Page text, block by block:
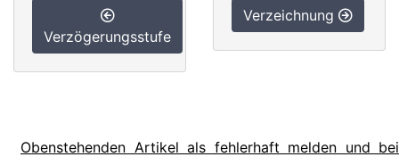
Verzögerungsstufe
Verzeichnung
Obenstehenden Artikel als fehlerhaft melden und bei